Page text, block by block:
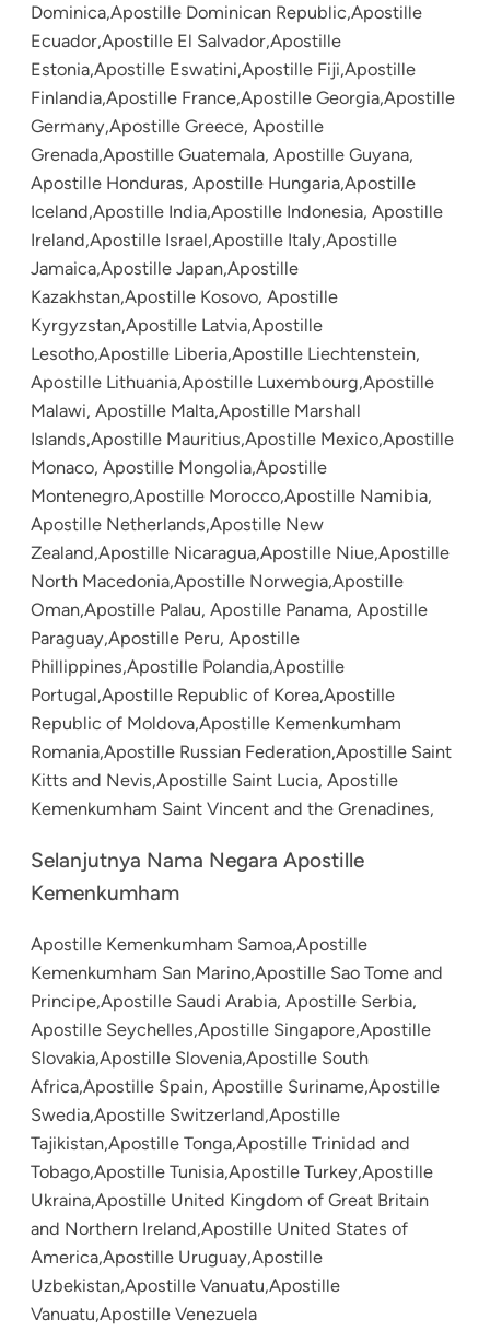
Dominica,Apostille Dominican Republic,Apostille
Ecuador,Apostille El Salvador,Apostille
Estonia,Apostille Eswatini,Apostille Fiji,Apostille
Finlandia,Apostille France,Apostille Georgia,Apostille
Germany,Apostille Greece, Apostille
Grenada,Apostille Guatemala, Apostille Guyana,
Apostille Honduras, Apostille Hungaria,Apostille
Iceland,Apostille India,Apostille Indonesia, Apostille
Ireland,Apostille Israel,Apostille Italy,Apostille
Jamaica,Apostille Japan,Apostille
Kazakhstan,Apostille Kosovo, Apostille
Kyrgyzstan,Apostille Latvia,Apostille
Lesotho,Apostille Liberia,Apostille Liechtenstein,
Apostille Lithuania,Apostille Luxembourg,Apostille
Malawi, Apostille Malta,Apostille Marshall
Islands,Apostille Mauritius,Apostille Mexico,Apostille
Monaco, Apostille Mongolia,Apostille
Montenegro,Apostille Morocco,Apostille Namibia,
Apostille Netherlands,Apostille New
Zealand,Apostille Nicaragua,Apostille Niue,Apostille
North Macedonia,Apostille Norwegia,Apostille
Oman,Apostille Palau, Apostille Panama, Apostille
Paraguay,Apostille Peru, Apostille
Phillippines,Apostille Polandia,Apostille
Portugal,Apostille Republic of Korea,Apostille
Republic of Moldova,Apostille Kemenkumham
Romania,Apostille Russian Federation,Apostille Saint
Kitts and Nevis,Apostille Saint Lucia, Apostille
Kemenkumham Saint Vincent and the Grenadines,
Selanjutnya Nama Negara Apostille
Kemenkumham
Apostille Kemenkumham Samoa,Apostille
Kemenkumham San Marino,Apostille Sao Tome and
Principe,Apostille Saudi Arabia, Apostille Serbia,
Apostille Seychelles,Apostille Singapore,Apostille
Slovakia,Apostille Slovenia,Apostille South
Africa,Apostille Spain, Apostille Suriname,Apostille
Swedia,Apostille Switzerland,Apostille
Tajikistan,Apostille Tonga,Apostille Trinidad and
Tobago,Apostille Tunisia,Apostille Turkey,Apostille
Ukraina,Apostille United Kingdom of Great Britain
and Northern Ireland,Apostille United States of
America,Apostille Uruguay,Apostille
Uzbekistan,Apostille Vanuatu,Apostille
Vanuatu,Apostille Venezuela